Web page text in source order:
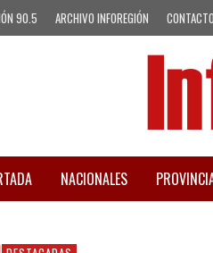
90.5 ARCHIVO INFOREGIÓN CONTACTO
NACIONALES